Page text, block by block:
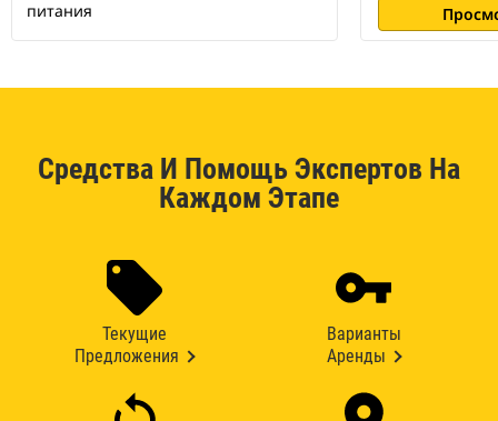
питания
Средства И Помощь Экспертов На
Каждом Этапе
Текущие
Предложения
Варианты
Аренды